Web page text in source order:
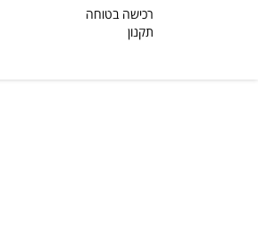
רכישה בטוחה
תקנון